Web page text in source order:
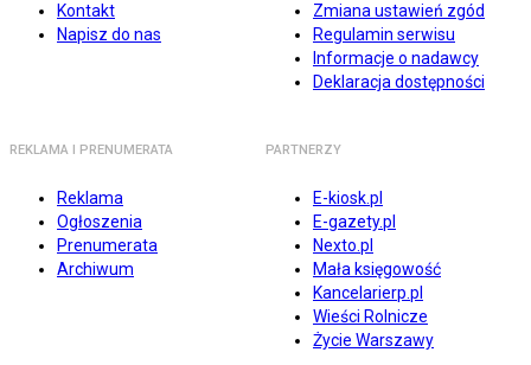
Kontakt
Napisz do nas
Zmiana ustawień zgód
Regulamin serwisu
Informacje o nadawcy
Deklaracja dostępności
REKLAMA I PRENUMERATA
Reklama
Ogłoszenia
Prenumerata
Archiwum
PARTNERZY
E-kiosk.pl
E-gazety.pl
Nexto.pl
Mała księgowość
Kancelarierp.pl
Wieści Rolnicze
Życie Warszawy